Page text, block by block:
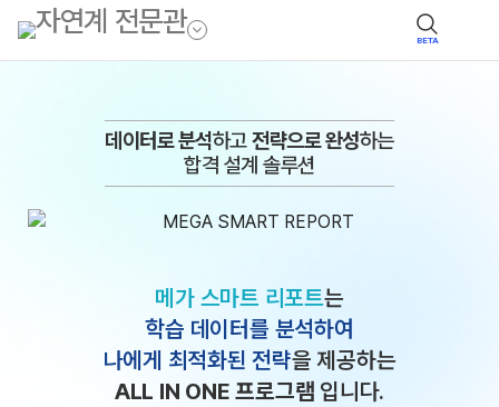
BETA
데이터로 분석하고전략으로 완성하는
합격 설계 솔루션
메가 스마트 리포트는
학습 데이터를 분석하여
나에게 최적화된 전략을 제공하는
ALL IN ONE 프로그램 입니다.